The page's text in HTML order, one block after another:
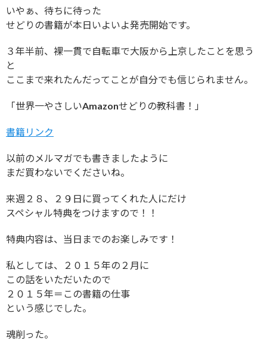
いやぁ、待ちに待った
せどりの書籍が本日いよいよ発売開始です。
３年半前、裸一貫で自転車で大阪から上京したことを思う
と
ここまで来れたんだってことが自分でも信じられません。
「世界一やさしいAmazonせどりの教科書！」
書籍リンク
以前のメルマガでも書きましたように
まだ買わないでくださいね。
来週２８、２９日に買ってくれた人にだけ
スペシャル特典をつけますので！！
特典内容は、当日までのお楽しみです！
私としては、２０１５年の２月に
この話をいただいたので
２０１５年＝この書籍の仕事
という感じでした。
魂削った。